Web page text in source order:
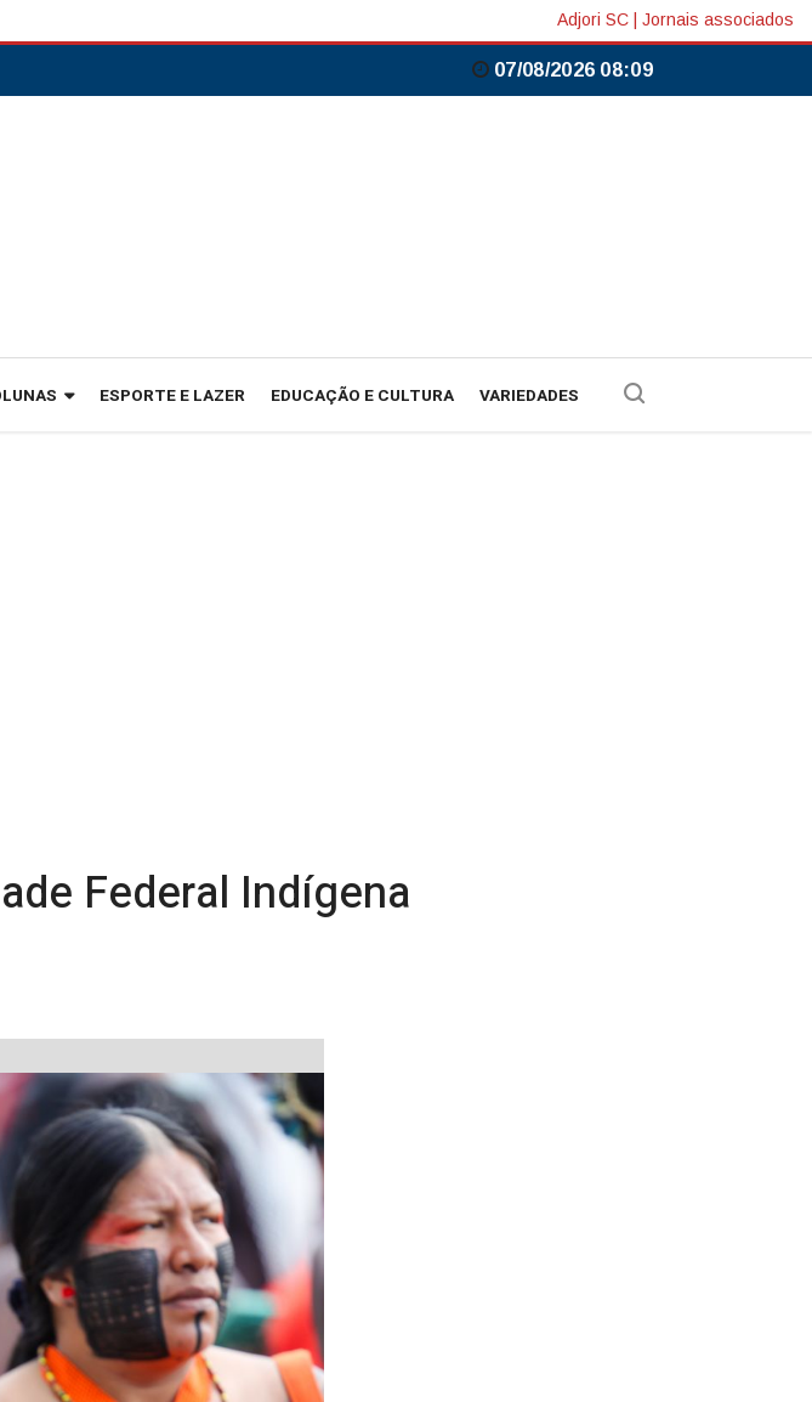
Adjori SC Jornais associados
07/08/2026 08:09
ESPORTE E LAZER EDUCAÇÃO E CULTURA VARIEDADES
Federal Indígena